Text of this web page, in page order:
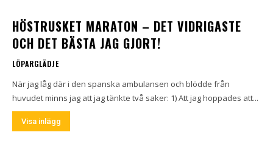
HÖSTRUSKET MARATON – DET VIDRIGASTE
OCH DET BÄSTA JAG GJORT!
LÖPARGLÄDJE
När jag låg där i den spanska ambulansen och blödde från
huvudet minns jag att jag tänkte två saker: 1) Att jag hoppades att...
Visa inlägg